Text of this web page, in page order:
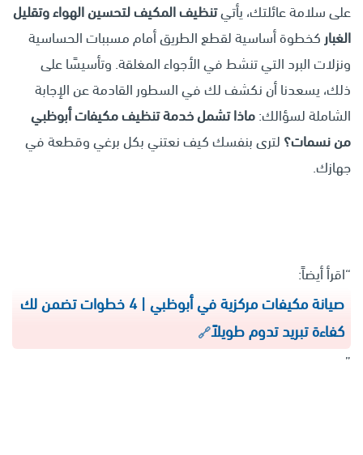
على سلامة عائلتك، يأتيتنظيف المكيف لتحسين الهواء وتقليل
الغبار كخطوة أساسية لقطع الطريق أمام مسببات الحساسية
ونزلات البرد التي تنشط في الأجواء المغلقة. وتأسيسًا على
ذلك، يسعدنا أن نكشف لك في السطور القادمة عن الإجابة
الشاملة لسؤالك:ماذا تشمل خدمة تنظيف مكيفات أبوظبي
من نسمات؟ لترى بنفسك كيف نعتني بكل برغي وقطعة في
جهازك.
“اقرأ أيضاً:
صيانة مكيفات مركزية في أبوظبي | 4 خطوات تضمن لك
كفاءة تبريد تدوم طويلاً
”